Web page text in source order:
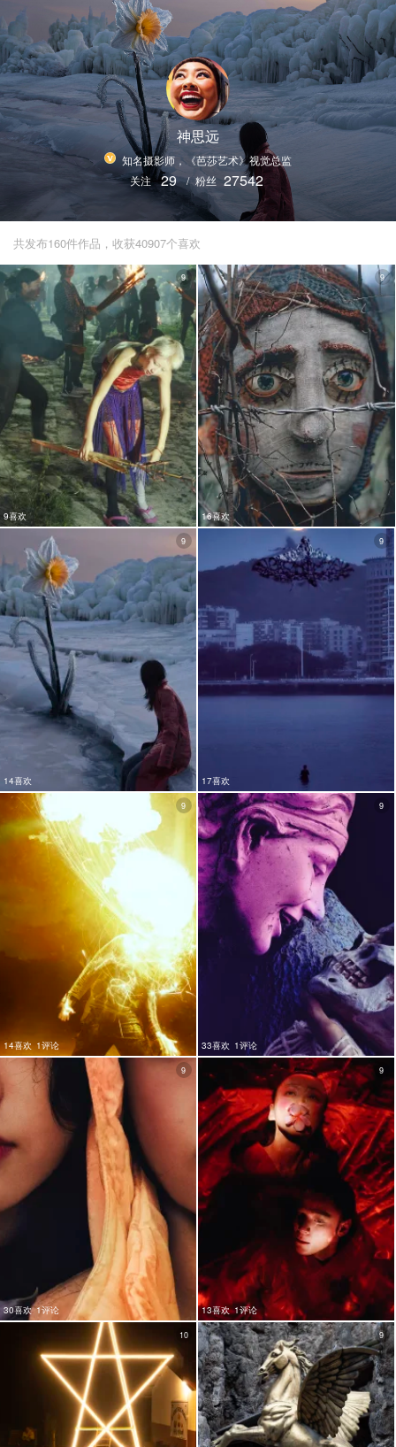
神思远
知名摄影师，《芭莎艺术》视觉总监
关注
29 / 粉丝 27542
共发布160件作品，收获40907个喜欢
9喜欢
9
16喜欢
9
14喜欢
9
17喜欢
9
14喜欢 1评论
9
33喜欢 1评论
9
30喜欢 1评论
9
13喜欢 1评论
9
10 9